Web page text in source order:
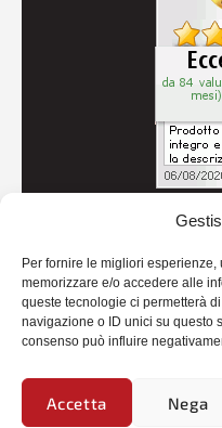
Per fornire le migliori
memorizzare e/o accedere alle
queste tecnologie ci permetterà
navigazione o ID unici su questo
consenso può influire
Accetta Nega